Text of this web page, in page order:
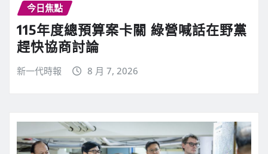
今日焦點
115年度總預算案卡關 綠營喊話在野黨
趕快協商討論
新一代時報 8 月 7, 2026